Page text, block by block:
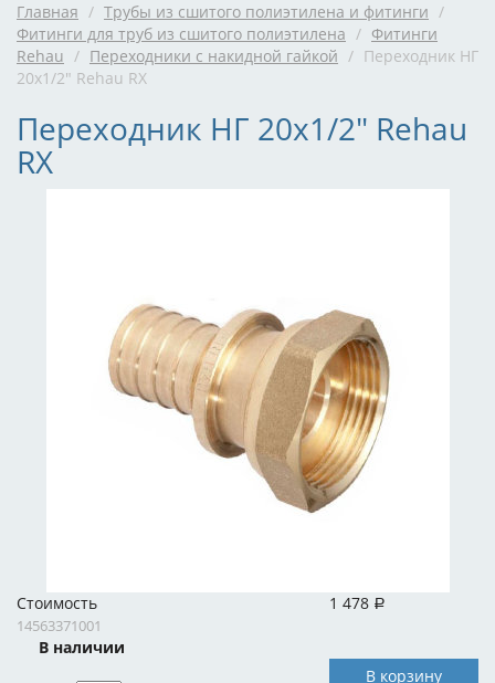
Главная / Трубы из сшитого полиэтилена и фитинги /
Фитинги для труб из сшитого полиэтилена / Фитинги
Rehau / Переходники с накидной гайкой / Переходник НГ
20x1/2" Rehau RX
Переходник НГ 20x1/2" Rehau
RX
Стоимость 1 478 Р
14563371001
В наличии